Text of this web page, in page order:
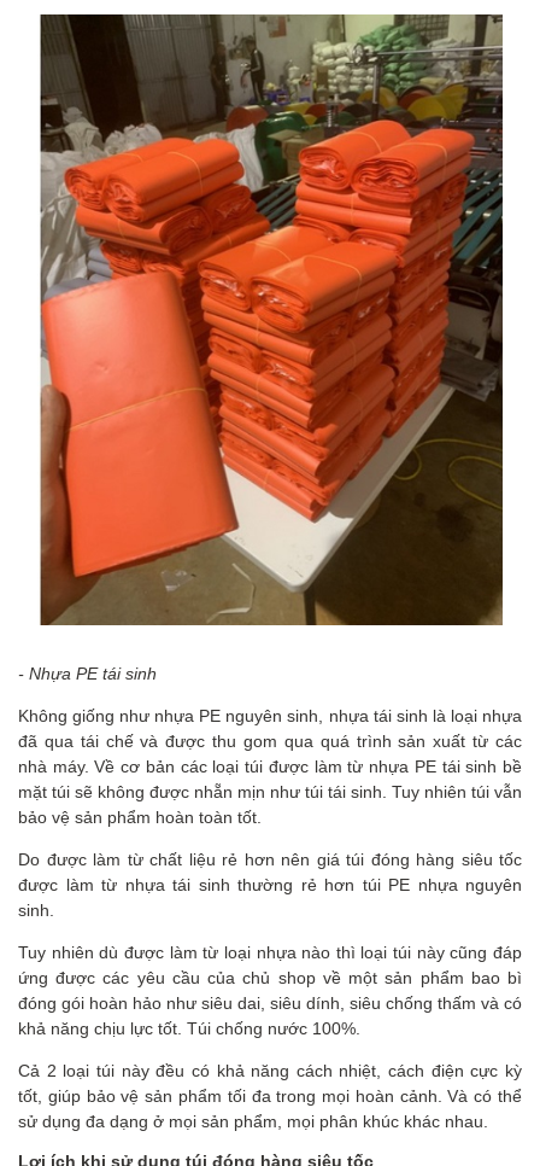
- Nhựa PE tái sinh
Không giống như nhựa PE nguyên sinh, nhựa tái sinh là loại nhựa
đã qua tái chế và được thu gom qua quá trình sản xuất từ các
nhà máy. Về cơ bản các loại túi được làm từ nhựa PE tái sinh bề
mặt túi sẽ không được nhẵn mịn như túi tái sinh. Tuy nhiên túi vẫn
bảo vệ sản phẩm hoàn toàn tốt.
Do được làm từ chất liệu rẻ hơn nên giá túi đóng hàng siêu tốc
được làm từ nhựa tái sinh thường rẻ hơn túi PE nhựa nguyên
sinh.
Tuy nhiên dù được làm từ loại nhựa nào thì loại túi này cũng đáp
ứng được các yêu cầu của chủ shop về một sản phẩm bao bì
đóng gói hoàn hảo như siêu dai, siêu dính, siêu chống thấm và có
khả năng chịu lực tốt. Túi chống nước 100%.
Cả 2 loại túi này đều có khả năng cách nhiệt, cách điện cực kỳ
tốt, giúp bảo vệ sản phẩm tối đa trong mọi hoàn cảnh. Và có thể
sử dụng đa dạng ở mọi sản phẩm, mọi phân khúc khác nhau.
Lợi ích khi sử dụng túi đóng hàng siêu tốc